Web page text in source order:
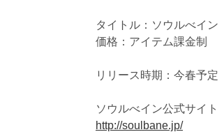
タイトル：ソウルべイン
価格：アイテム課金制
リリース時期：今春予定
ソウルべイン公式サイト
http://soulbane.jp/